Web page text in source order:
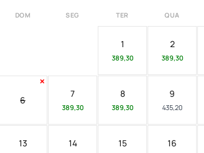
DOM SEG TER QUA
1
389,30
2
389,30
6
7
389,30
8
389,30
9
435,20
13 14 15 16